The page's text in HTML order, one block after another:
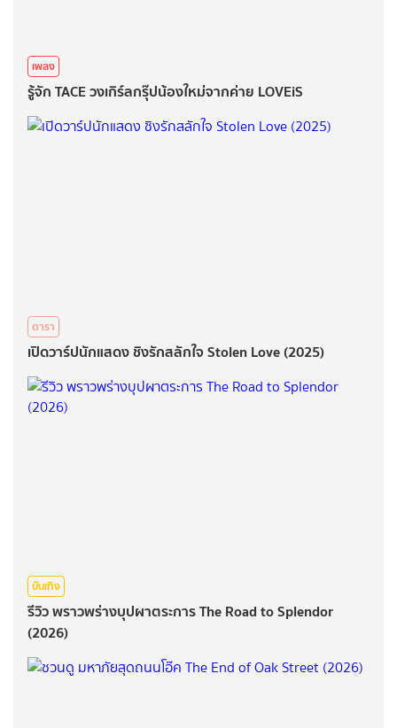
เพลง
รู้จัก TACE วงเกิร์ลกรุ๊ปน้องใหม่จากค่าย LOVEiS
ดารา
เปิดวาร์ปนักแสดง ชิงรักสลักใจ Stolen Love (2025)
บันเทิง
รีวิว พราวพร่างบุปผาตระการ The Road to Splendor
(2026)